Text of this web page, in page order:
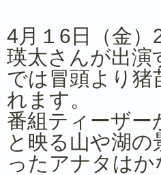
4月１6日（金
瑛太さんが出演
では冒頭より猪
れます。
番組ティーザ
と映る山や湖
ったアナタは